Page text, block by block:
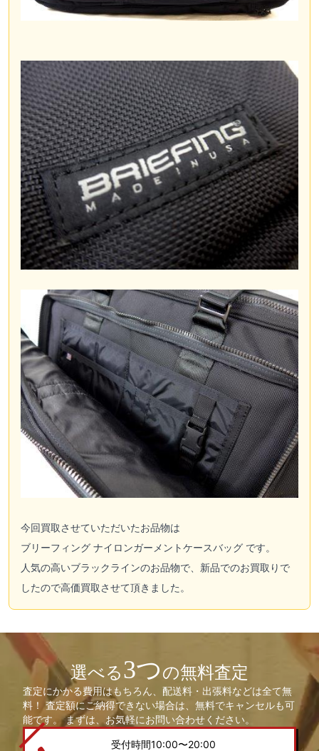
今回買取させていただいたお品物は
ブリーフィング ナイロンガーメントケースバッグ です。
人気の高いブラックラインのお品物で、新品でのお買取りで
したので高価買取させて頂きました。
選べる3つの無料査定
査定にかかる費用はもちろん、配送料・出張料などは全て無
料！ 査定額にご納得できない場合は、無料でキャンセルも可
能です。 まずは、お気軽にお問い合わせください。
受付時間10:00〜20:00